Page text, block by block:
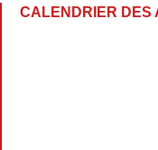
CALENDRIER DES